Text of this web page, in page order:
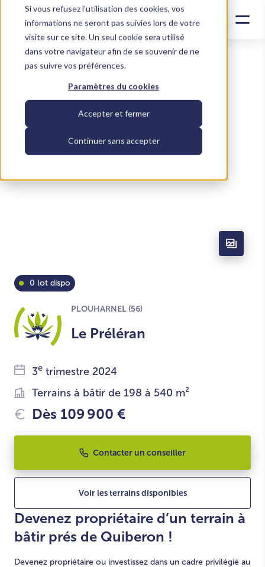
Si vous refusez l'utilisation des cookies, vos
informations ne seront pas suivies lors de votre
visite sur ce site. Un seul cookie sera utilisé
dans votre navigateur afin de se souvenir de ne
pas suivre vos préférences.
Paramètres du cookies
Accepter et fermer
Continuer sans accepter
0 lot dispo
PLOUHARNEL (56)
Le Préléran
3e trimestre 2024
Terrains à bâtir de 198 à 540 m²
Dès 109 900 €
Contacter un conseiller
Voir les terrains disponibles
Devenez propriétaire d’un terrain à
bâtir prés de Quiberon !
Devenez propriétaire ou investissez dans un cadre privilégié au